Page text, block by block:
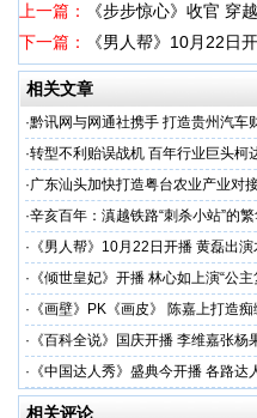
上一篇：
《步步惊心》收官 穿
下一篇：
《男人帮》10月22日
相关文章
·黔讯网与网通社携手 打造贵州汽车
·转型不利贻误战机 百年行业巨头柯
·广东汕头加快打造粤台农业产业对
·辛亥百年：滇越铁路“刺杀小站”的
· 《男人帮》10月22日开播 黄磊出
· 《倾世皇妃》开播 林心如上演“公主
· 《画壁》PK《画皮》 陈嘉上打造
· 《百科全说》国庆开播 李维嘉张杨
· 《中国达人秀》盛典今开播 各路达
相关评论